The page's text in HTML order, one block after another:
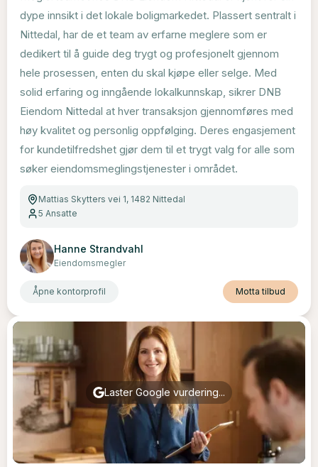
dype innsikt i det lokale boligmarkedet. Plassert sentralt i
Nittedal, har de et team av erfarne meglere som er
dedikert til å guide deg trygt og profesjonelt gjennom
hele prosessen, enten du skal kjøpe eller selge. Med
solid erfaring og inngående lokalkunnskap, sikrer DNB
Eiendom Nittedal at hver transaksjon gjennomføres med
høy kvalitet og personlig oppfølging. Deres engasjement
for kundetilfredshet gjør dem til et trygt valg for alle som
søker eiendomsmeglingstjenester i området.
Mattias Skytters vei 1, 1482 Nittedal
5 Ansatte
Hanne Strandvahl
Eiendomsmegler
Åpne kontorprofil Motta tilbud
Laster Google vurdering...